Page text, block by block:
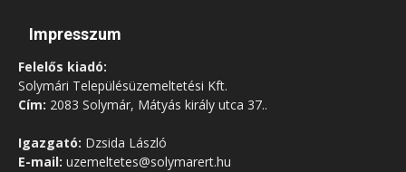
Impresszum
Felelős kiadó:
Solymári Településüzemeltetési Kft.
Cím: 2083 Solymár, Mátyás király utca 37..
Igazgató: Dzsida László
E-mail: uzemeltetes@solymarert.hu